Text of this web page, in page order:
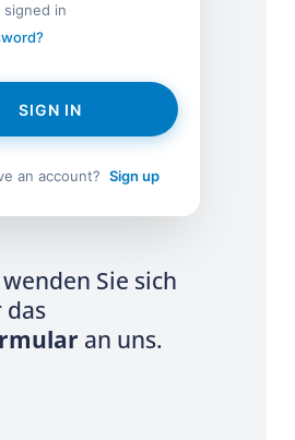
signed in
SIGN IN
an account? Sign up
Sie sich
das
an uns.